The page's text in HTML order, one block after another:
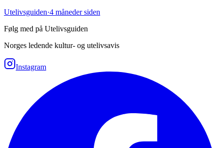
Utelivsguiden·4 måneder siden
Følg med på Utelivsguiden
Norges ledende kultur- og utelivsavis
Instagram